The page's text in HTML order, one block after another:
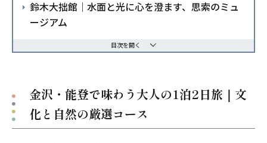
鈴木大拙館｜水面と光に心を澄ます、思索のミュ
ージアム
目次を開く
金沢・能登で味わう大人の1泊2日旅｜文
化と自然の厳選コース